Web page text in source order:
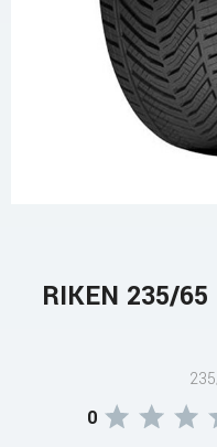
RIKEN 235/
0